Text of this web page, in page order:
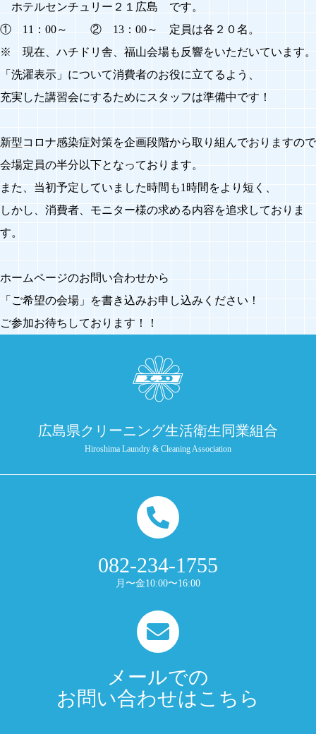
ホテルセンチュリー２１広島 です。
① 11：00～ ② 13：00～ 定員は各２０名。
※ 現在、ハチドリ舎、福山会場も反響をいただいています。
「洗濯表示」について消費者のお役に立てるよう、
充実した講習会にするためにスタッフは準備中です！
新型コロナ感染症対策を企画段階から取り組んでおりますので
会場定員の半分以下となっております。
また、当初予定していました時間も1時間をより短く、
しかし、消費者、モニター様の求める内容を追求しておりま
す。
ホームページのお問い合わせから
「ご希望の会場」を書き込みお申し込みください！
ご参加お待ちしております！！
広島県クリーニング生活衛生同業組合
Hiroshima Laundry & Cleaning Association
082-234-1755
月〜金10:00〜16:00
メールでの
お問い合わせはこちら